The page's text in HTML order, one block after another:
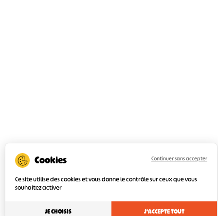
Ce site utilise des cookies et vous donne le contrôle sur ceux que vous
souhaitez activer
J'ACCEPTE TOUT
Continuer sans accepter
JE CHOISIS